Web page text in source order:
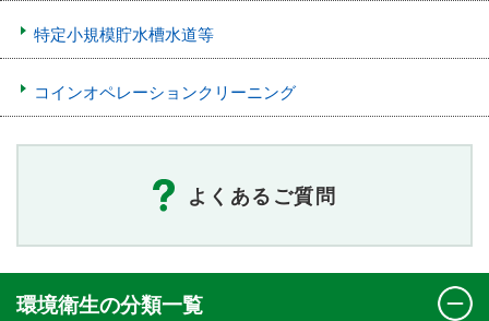
特定小規模貯水槽水道等
コインオペレーションクリーニング
よくあるご質問
環境衛生の分類一覧